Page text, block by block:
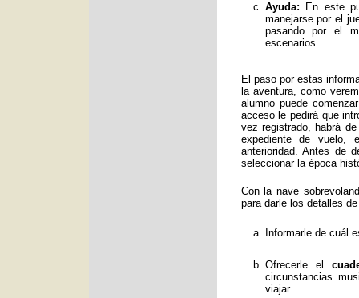
Ayuda: En este
manejarse por el
pasando por el
escenarios.
El paso por estas
la aventura, como
alumno puede
acceso le pedirá que
vez registrado, habrá
expediente de vuelo,
anterioridad. Antes de
seleccionar la época
Con la nave
para darle los detalles
Informarle de cuál
Ofrecerle el
circunstancias
viajar.